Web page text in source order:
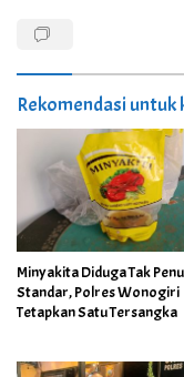
Rekomendasi untuk
Minyakita Diduga Tak
Standar, Polres Wonogiri
Tetapkan Satu Tersangka